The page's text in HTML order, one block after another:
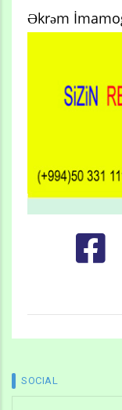
Əkrəm
SOCIAL